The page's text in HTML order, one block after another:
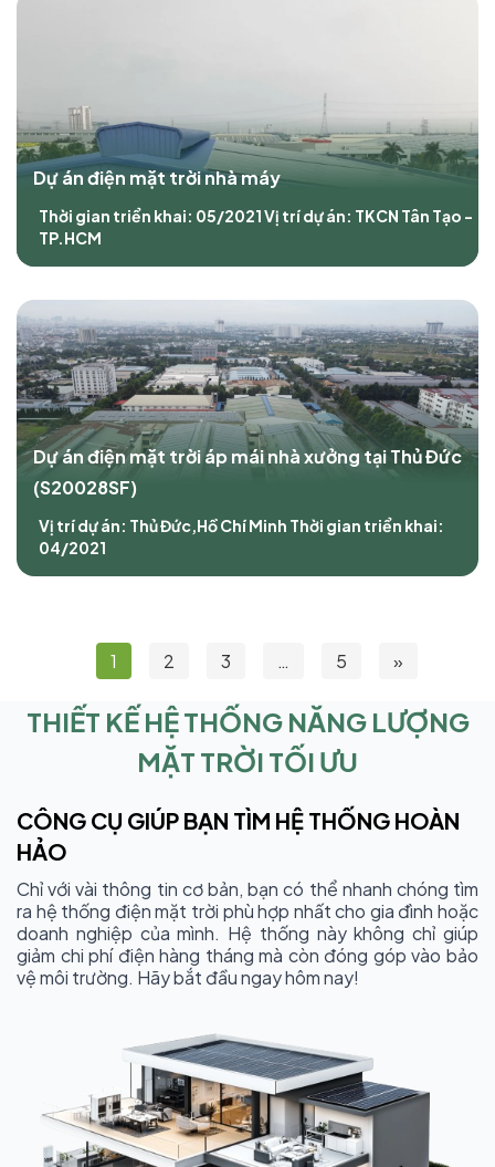
Dự án điện mặt trời nhà máy
Thời gian triển khai: 05/2021Vị trí dự án: TKCN Tân Tạo -
TP.HCM
Dự án điện mặt trời áp mái nhà xưởng tại Thủ Đức
(S20028SF)
Vị trí dự án: Thủ Đức,Hồ Chí Minh Thời gian triển khai:
04/2021
1 2 3 … 5 »
THIẾT KẾ HỆ THỐNG NĂNG LƯỢNG
MẶT TRỜI TỐI ƯU
CÔNG CỤ GIÚP BẠN TÌM HỆ THỐNG HOÀN
HẢO
Chỉ với vài thông tin cơ bản, bạn có thể nhanh chóng tìm
ra hệ thống điện mặt trời phù hợp nhất cho gia đình hoặc
doanh nghiệp của mình. Hệ thống này không chỉ giúp
giảm chi phí điện hàng tháng mà còn đóng góp vào bảo
vệ môi trường. Hãy bắt đầu ngay hôm nay!